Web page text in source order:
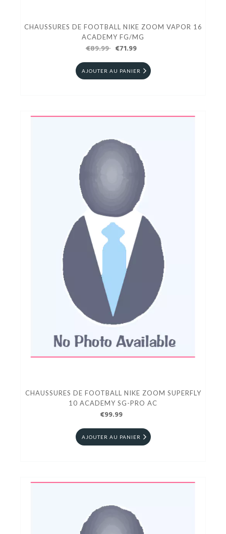
CHAUSSURES DE FOOTBALL NIKE ZOOM VAPOR 16
ACADEMY FG/MG
€89.99 €71.99
AJOUTER AU PANIER
CHAUSSURES DE FOOTBALL NIKE ZOOM SUPERFLY
10 ACADEMY SG-PRO AC
€99.99
AJOUTER AU PANIER